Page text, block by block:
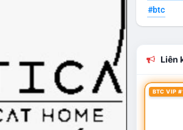
#btc
Liên
BTC VIP